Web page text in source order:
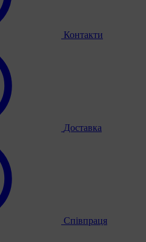
Контакти
Доставка
Співпраця